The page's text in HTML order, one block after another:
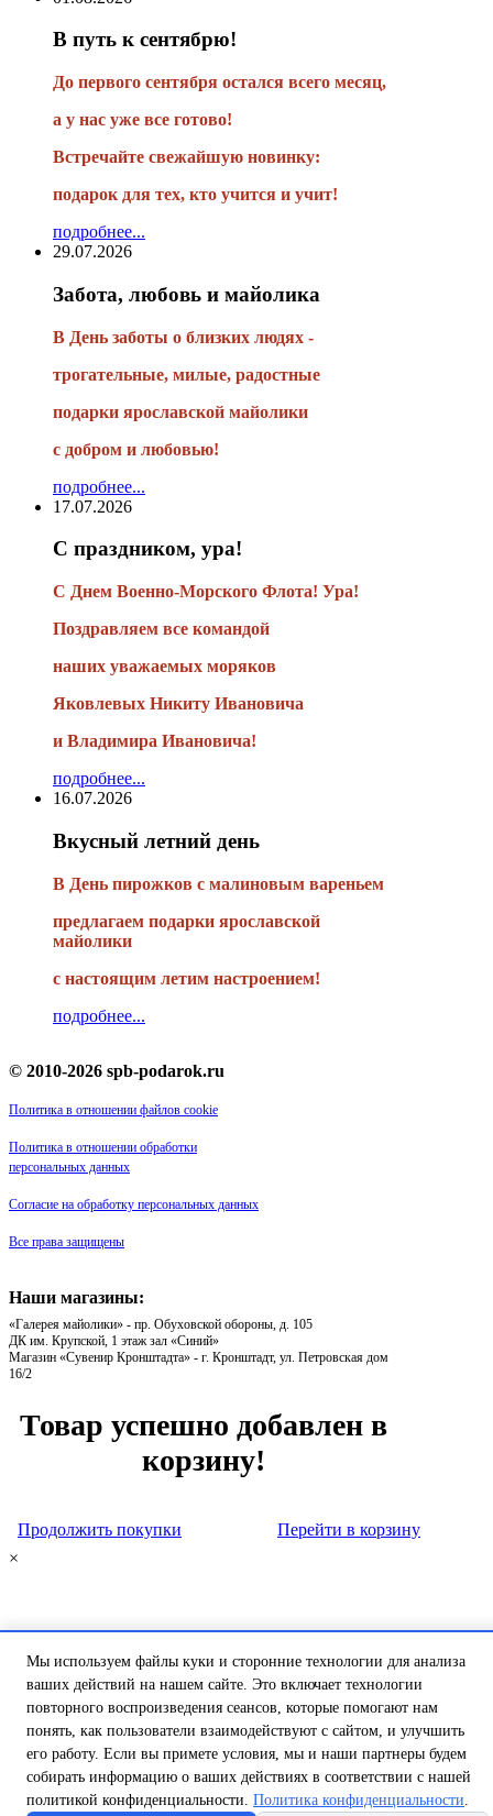
В путь к сентябрю!
До первого сентября остался всего месяц,
а у нас уже все готово!
Встречайте свежайшую новинку:
подарок для тех, кто учится и учит!
подробнее...
29.07.2026
Забота, любовь и майолика
В День заботы о близких людях -
трогательные, милые, радостные
подарки ярославской майолики
с добром и любовью!
подробнее...
17.07.2026
С праздником, ура!
С Днем Военно-Морского Флота! Ура!
Поздравляем все командой
наших уважаемых моряков
Яковлевых Никиту Ивановича
и Владимира Ивановича!
подробнее...
16.07.2026
Вкусный летний день
В День пирожков с малиновым вареньем
предлагаем подарки ярославской
майолики
с настоящим летим настроением!
подробнее...
© 2010-2026 spb-podarok.ru
Политика в отношении файлов cookie
Политика в отношении обработки
персональных данных
Согласие на обработку персональных данных
Все права защищены
Наши магазины:
«Галерея майолики» - пр. Обуховской обороны, д. 105
ДК им. Крупской, 1 этаж зал «Синий»
Магазин «Сувенир Кронштадта» - г. Кронштадт, ул. Петровская дом
16/2
Товар успешно добавлен в
корзину!
Продолжить покупки
Перейти в корзину
×
Мы используем файлы куки и сторонние технологии для анализа
ваших действий на нашем сайте. Это включает технологии
повторного воспроизведения сеансов, которые помогают нам
понять, как пользователи взаимодействуют с сайтом, и улучшить
его работу. Если вы примете условия, мы и наши партнеры будем
собирать информацию о ваших действиях в соответствии с нашей
политикой конфиденциальности. Политика конфиденциальности.